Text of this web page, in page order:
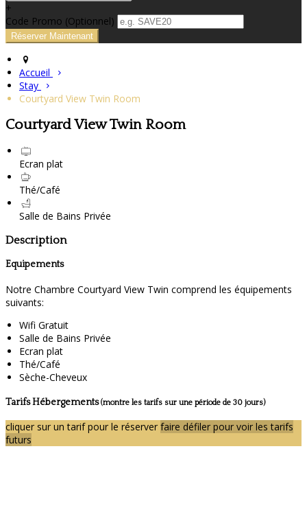
+
Code Promo (Optionnel)
Accueil
Stay
Courtyard View Twin Room
Courtyard View Twin Room
Ecran plat
Thé/Café
Salle de Bains Privée
Description
Equipements
Notre Chambre Courtyard View Twin comprend les équipements
suivants:
Wifi Gratuit
Salle de Bains Privée
Ecran plat
Thé/Café
Sèche-Cheveux
Tarifs Hébergements(montre les tarifs sur une période de 30 jours)
cliquer sur un tarif pour le réserver faire défiler pour voir les tarifs
futurs